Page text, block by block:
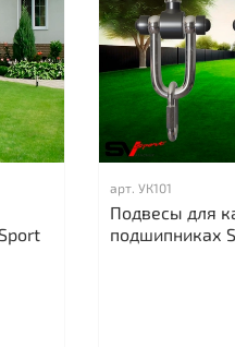
арт. УК101
Подвесы для
подшипниках